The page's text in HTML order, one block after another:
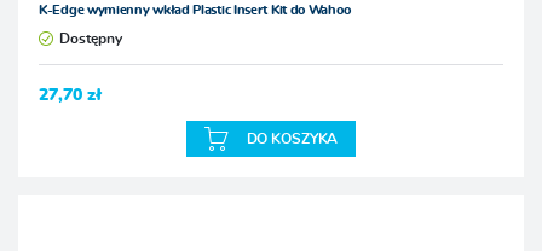
K-Edge wymienny wkład Plastic Insert Kit do Wahoo
Dostępny
27,70 zł
DO KOSZYKA